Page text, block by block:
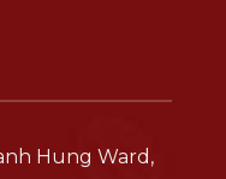
Hung Ward,